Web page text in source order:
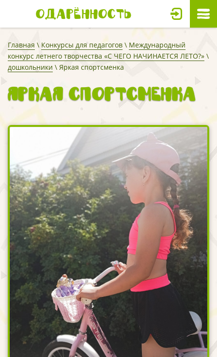
Одарённость
Главная \ Конкурсы для педагогов \ Международный
конкурс летнего творчества «С ЧЕГО НАЧИНАЕТСЯ ЛЕТО?» \
дошкольники \ Яркая спортсменка
Яркая спортсменка